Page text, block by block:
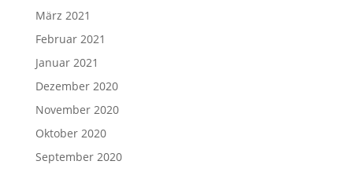
März 2021
Februar 2021
Januar 2021
Dezember 2020
November 2020
Oktober 2020
September 2020